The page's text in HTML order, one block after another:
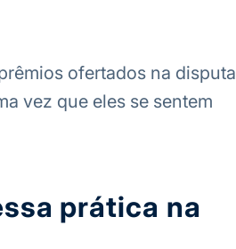
ofertados na disputa
vez que eles se sentem
prática na